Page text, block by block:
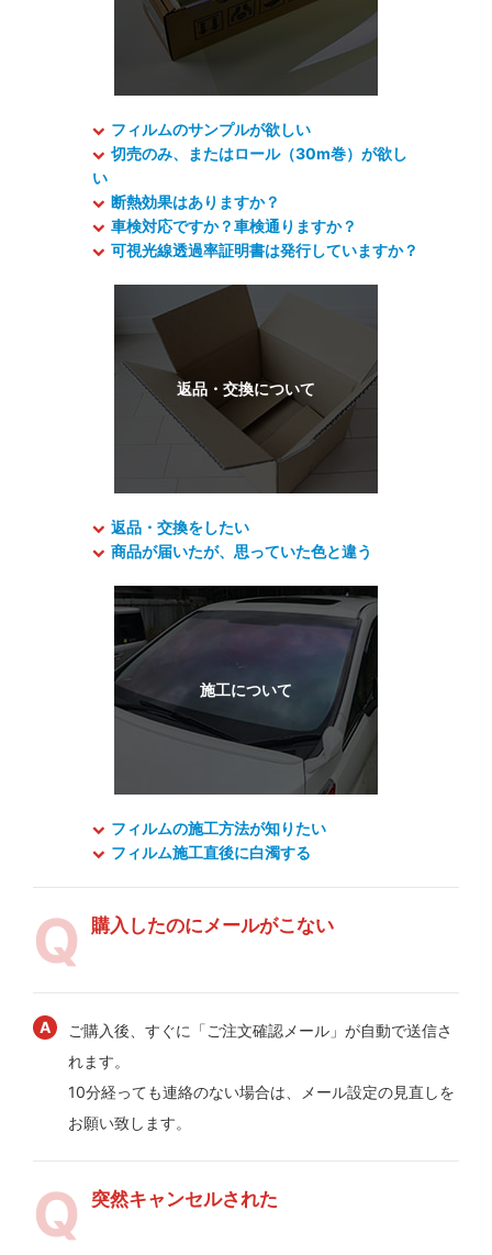
フィルムのサンプルが欲しい
切売のみ、またはロール（30m巻）が欲し
い
断熱効果はありますか？
車検対応ですか？車検通りますか？
可視光線透過率証明書は発行していますか？
返品・交換をしたい
商品が届いたが、思っていた色と違う
フィルムの施工方法が知りたい
フィルム施工直後に白濁する
購入したのにメールがこない
ご購入後、すぐに「ご注文確認メール」が自動で送信さ
れます。
10分経っても連絡のない場合は、メール設定の見直しを
お願い致します。
突然キャンセルされた